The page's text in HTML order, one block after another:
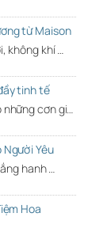
từ Maison
không khí …
tinh tế
những cơn gi…
Yêu
hanh …
Hoa